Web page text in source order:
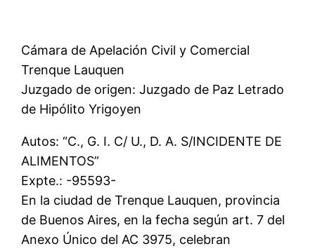
Cámara de Apelación Civil y Comercial
Trenque Lauquen
Juzgado de origen: Juzgado de Paz Letrado
de Hipólito Yrigoyen
Autos: “C., G. I. C/ U., D. A. S/INCIDENTE DE
ALIMENTOS”
Expte.: -95593-
En la ciudad de Trenque Lauquen, provincia
de Buenos Aires, en la fecha según art. 7 del
Anexo Único del AC 3975, celebran